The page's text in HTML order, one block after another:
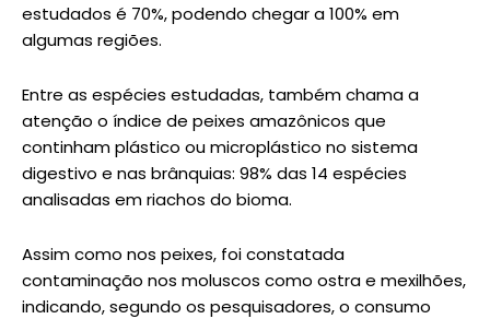
estudados é 70%, podendo chegar a 100% em
algumas regiões.
Entre as espécies estudadas, também chama a
atenção o índice de peixes amazônicos que
continham plástico ou microplástico no sistema
digestivo e nas brânquias: 98% das 14 espécies
analisadas em riachos do bioma.
Assim como nos peixes, foi constatada
contaminação nos moluscos como ostra e mexilhões,
indicando, segundo os pesquisadores, o consumo